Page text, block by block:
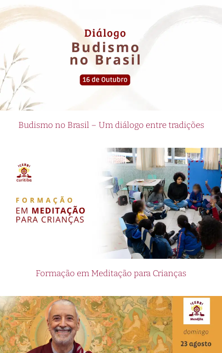
Budismo no Brasil – Um diálogo entre tradições
Formação em Meditação para Crianças